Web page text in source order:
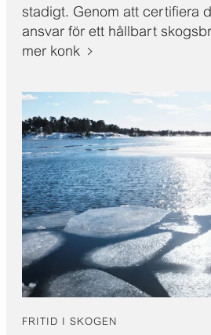
stadigt. Genom att certifiera
ansvar för ett hållbart
mer konk
FRITID I SKOGEN